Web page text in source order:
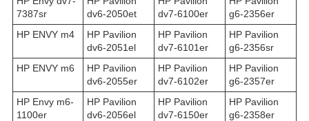
7387sr
dv6-2050et
dv7-6100er
g6-2356er
HP ENVY m4
HP Pavilion
dv6-2051el
HP Pavilion
dv7-6101er
HP Pavilion
g6-2356sr
HP ENVY m6
HP Pavilion
dv6-2055er
HP Pavilion
dv7-6102er
HP Pavilion
g6-2357er
HP Envy m6-
1100er
HP Pavilion
dv6-2056el
HP Pavilion
dv7-6150er
HP Pavilion
g6-2358er